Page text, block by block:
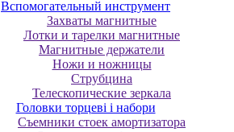
Вспомогательный инструмент
Захваты магнитные
Лотки и тарелки магнитные
Магнитные держатели
Ножи и ножницы
Струбцина
Телескопические зеркала
Головки торцеві і набори
Cъeмники cтoeк aмopтизaтopa